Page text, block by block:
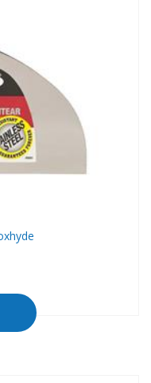
hyde